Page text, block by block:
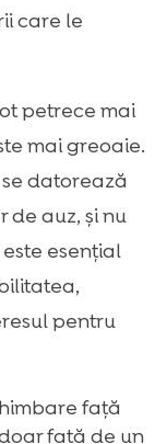
care le
petrece mai
mai greoaie.
datorează
de auz, și nu
esențial
pentru
față
față de un